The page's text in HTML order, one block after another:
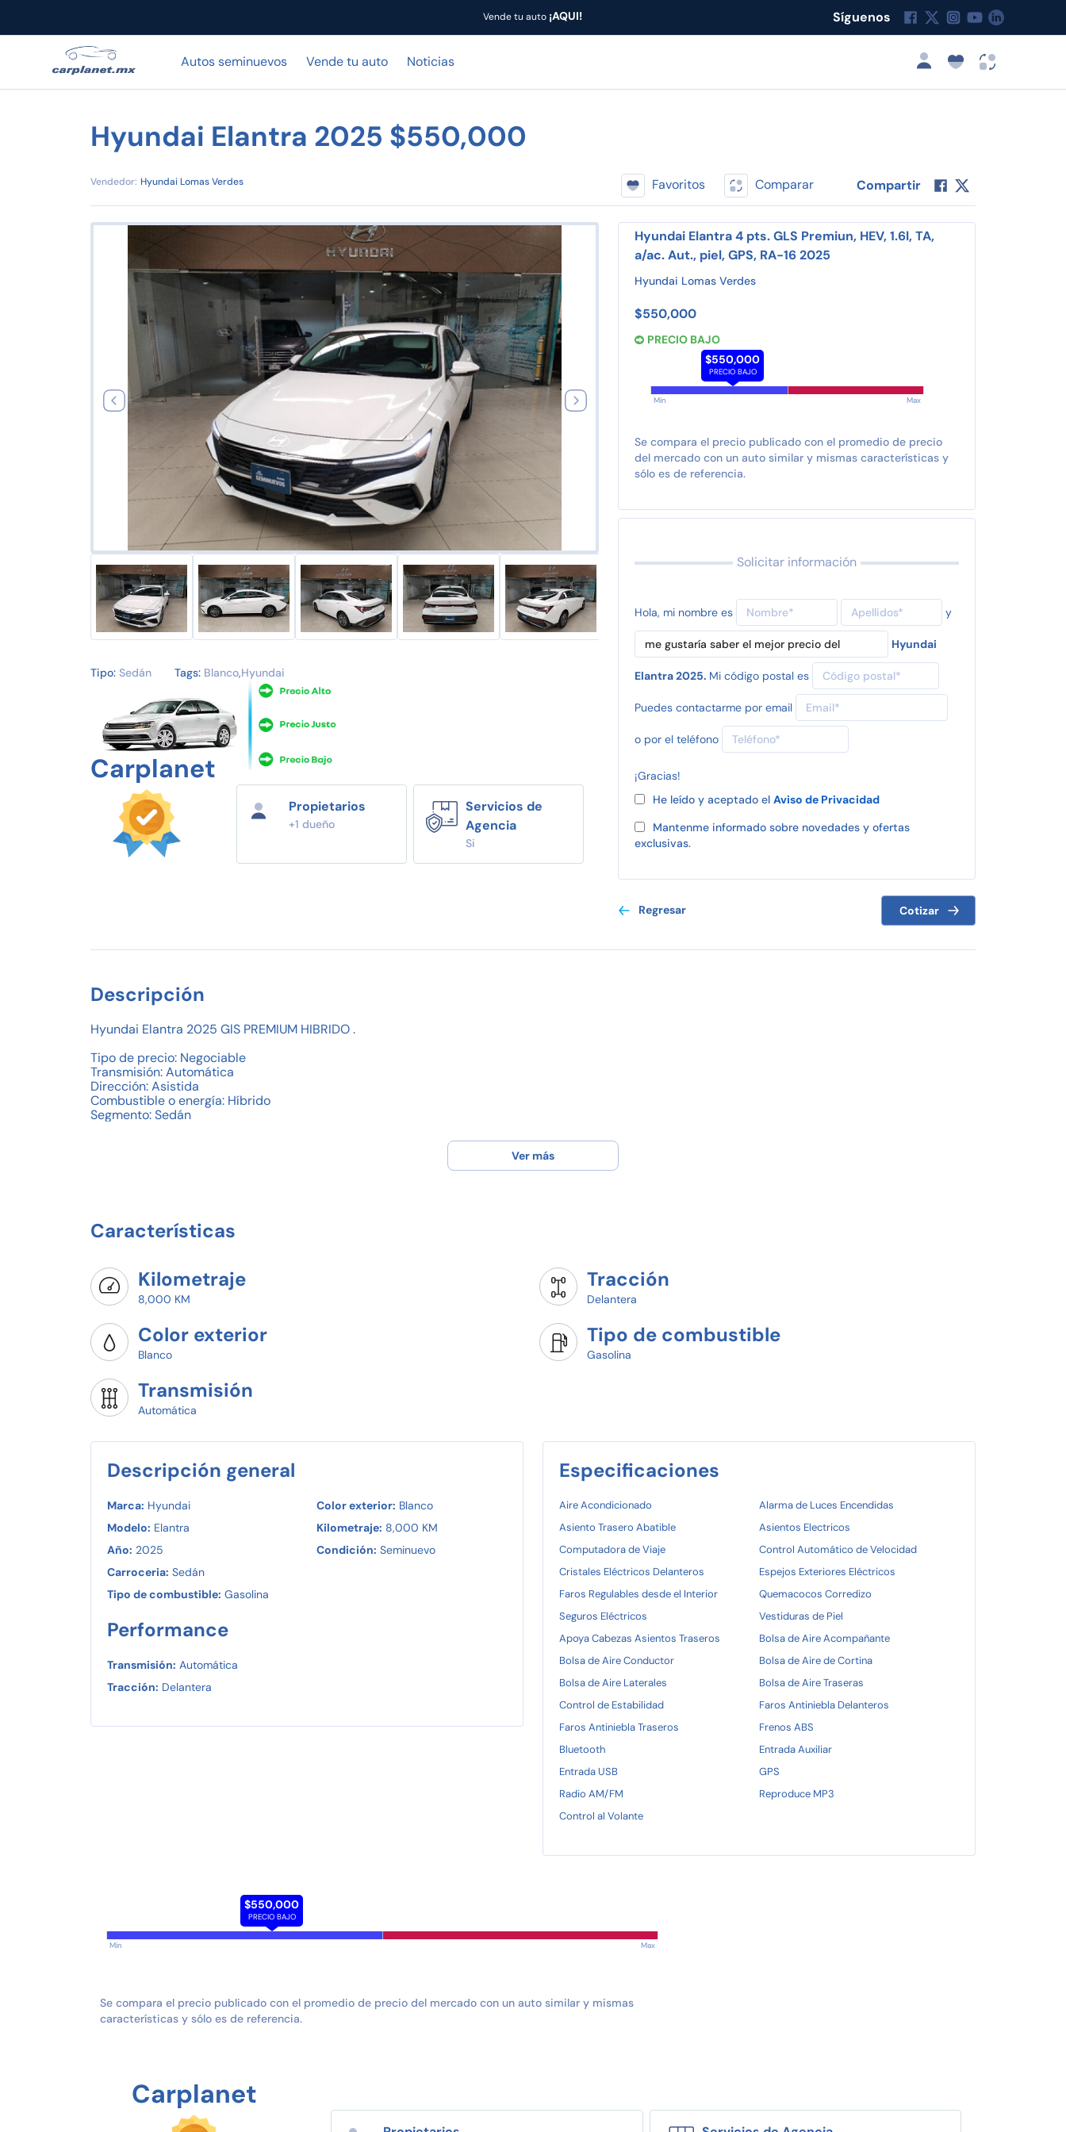
Vende tu auto¡AQUI! Síguenos
Autos seminuevos Vende tu auto Noticias
Hyundai Elantra 2025 $550,000
Vendedor: Hyundai Lomas Verdes Favoritos Comparar Compartir
Tipo: Sedán Tags: Blanco,Hyundai
Carplanet
Propietarios
+1 dueño
Servicios de
Agencia
Si
Hyundai Elantra 4 pts. GLS Premiun, HEV, 1.6l, TA,
a/ac. Aut., piel, GPS, RA-16 2025
Hyundai Lomas Verdes
$550,000
PRECIO BAJO
$550,000
PRECIO BAJO
Min Max
Se compara el precio publicado con el promedio de precio
del mercado con un auto similar y mismas características y
sólo es de referencia.
Solicitar información
Hola, mi nombre es y
Hyundai
Elantra 2025. Mi código postal es
Puedes contactarme por email
o por el teléfono
¡Gracias!
He leído y aceptado el Aviso de Privacidad
Mantenme informado sobre novedades y ofertas
exclusivas.
Regresar Cotizar
Descripción
Hyundai Elantra 2025 GlS PREMIUM HIBRIDO .
Tipo de precio: Negociable
Transmisión: Automática
Dirección: Asistida
Combustible o energía: Híbrido
Segmento: Sedán
EQUIPAMIENTO:
CONTACTO/ASESOR: MARIO PINEDA GARCIA
LLAMADAS Y WHATSAPP: (CINCO, CINCO, OCHO, SIETE, CUATRO, DOS, NUEVE, DOS, TRES, SEIS)
Ver más
Características
Kilometraje
8,000 KM
Tracción
Delantera
Color exterior
Blanco
Tipo de combustible
Gasolina
Transmisión
Automática
Descripción general
Marca: Hyundai
Modelo: Elantra
Año: 2025
Carroceria: Sedán
Tipo de combustible: Gasolina
Color exterior: Blanco
Kilometraje: 8,000 KM
Condición: Seminuevo
Performance
Transmisión: Automática
Tracción: Delantera
Especificaciones
Aire Acondicionado
Alarma de Luces Encendidas
Asiento Trasero Abatible
Asientos Electricos
Computadora de Viaje
Control Automático de Velocidad
Cristales Eléctricos Delanteros
Espejos Exteriores Eléctricos
Faros Regulables desde el Interior
Quemacocos Corredizo
Seguros Eléctricos
Vestiduras de Piel
Apoya Cabezas Asientos Traseros
Bolsa de Aire Acompañante
Bolsa de Aire Conductor
Bolsa de Aire de Cortina
Bolsa de Aire Laterales
Bolsa de Aire Traseras
Control de Estabilidad
Faros Antiniebla Delanteros
Faros Antiniebla Traseros
Frenos ABS
Bluetooth
Entrada Auxiliar
Entrada USB
GPS
Radio AM/FM
Reproduce MP3
Control al Volante
$550,000
PRECIO BAJO
Min Max
Se compara el precio publicado con el promedio de precio del mercado con un auto similar y mismas
características y sólo es de referencia.
Carplanet